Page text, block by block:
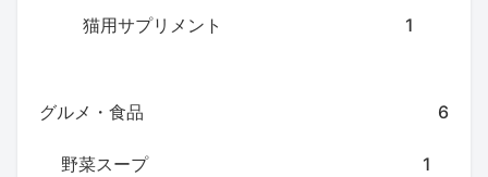
猫用サプリメント 1
グルメ・食品 6
野菜スープ 1